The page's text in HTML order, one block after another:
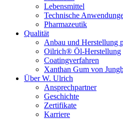
Lebensmittel
Technische
Pharmazeutik
Qualität
Anbau und Herstellung
Oilrich® Öl-Herstellung
Coatingverfahren
Xanthan Gum von
Über W. Ulrich
Ansprechpartner
Geschichte
Zertifikate
Karriere